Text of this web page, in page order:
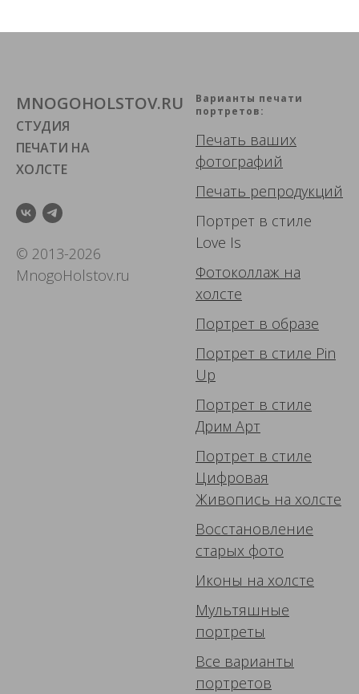
MNOGOHOLSTOV.RU
СТУДИЯ
ПЕЧАТИ НА
ХОЛСТЕ
© 2013-2026
MnogoHolstov.ru
Варианты печати
портретов:
Печать ваших
фотографий
Печать репродукций
Портрет в стиле
Love Is
Фотоколлаж на
холсте
Портрет в образе
Портрет в стиле Pin
Up
Портрет в стиле
Дрим Арт
Портрет в стиле
Цифровая
Живопись на холсте
Восстановление
старых фото
Иконы на холсте
Мультяшные
портреты
Все варианты
портретов